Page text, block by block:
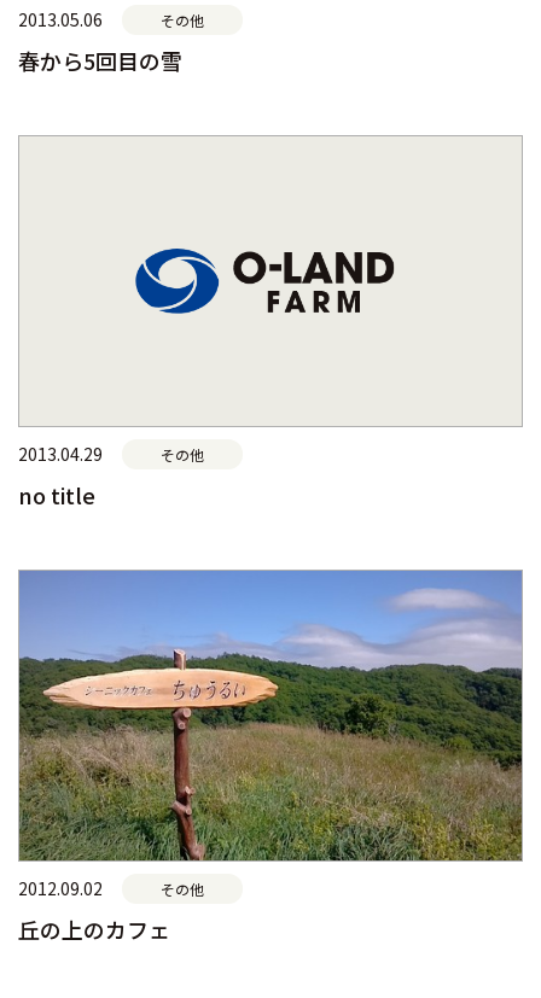
2013.05.06 その他
春から5回目の雪
2013.04.29 その他
no title
2012.09.02 その他
丘の上のカフェ